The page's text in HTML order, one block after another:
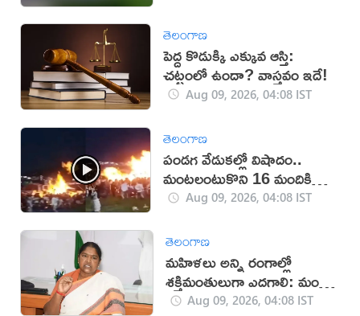
తెలంగాణ
పెద్ద కొడుక్కి ఎక్కువ ఆస్తి:
చట్టంలో ఉందా? వాస్తవం ఇదే!
Aug 09, 2026, 04:08 IST
తెలంగాణ
పండగ వేడుకల్లో విషాదం..
మంటలంటుకొని 16 మందికి
గాయాలు (వీడియో)
Aug 09, 2026, 04:08 IST
తెలంగాణ
మహిళలు అన్ని రంగాల్లో
శక్తిమంతులుగా ఎదగాలి: మంత్రి
సీతక్కAug 09, 2026, 04:08 IST